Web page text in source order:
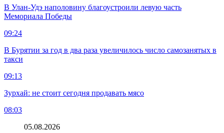
В Улан-Удэ наполовину благоустроили левую часть
Мемориала Победы
09:24
В Бурятии за год в два раза увеличилось число самозанятых в
такси
09:13
Зурхай: не стоит сегодня продавать мясо
08:03
05.08.2026